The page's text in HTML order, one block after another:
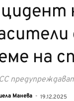
на
Манева - 19.12.2025